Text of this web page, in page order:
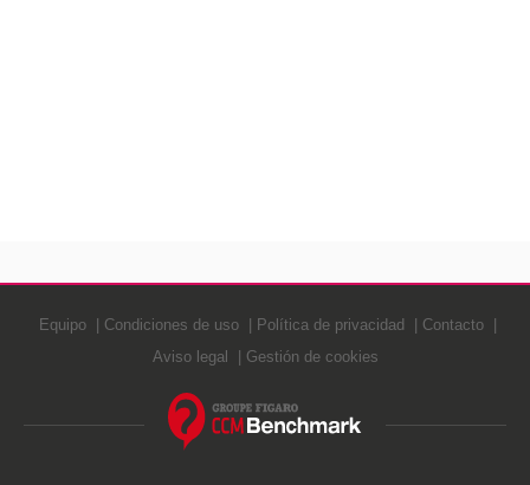
Equipo Condiciones de uso Política de privacidad
Contacto
Aviso legal
Gestión de cookies